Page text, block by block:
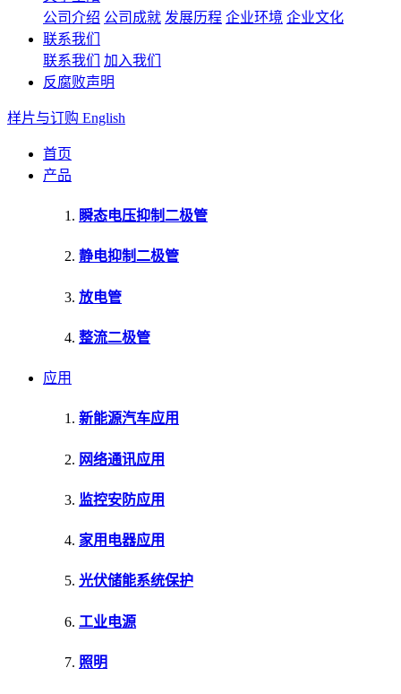
公司介绍 公司成就 发展历程 企业环境 企业文化
联系我们
联系我们
加入我们
反腐败声明
样片与订购 English
首页
产品
瞬态电压抑制二极管
静电抑制二极管
放电管
整流二极管
应用
新能源汽车应用
网络通讯应用
监控安防应用
家用电器应用
光伏储能系统保护
工业电源
照明